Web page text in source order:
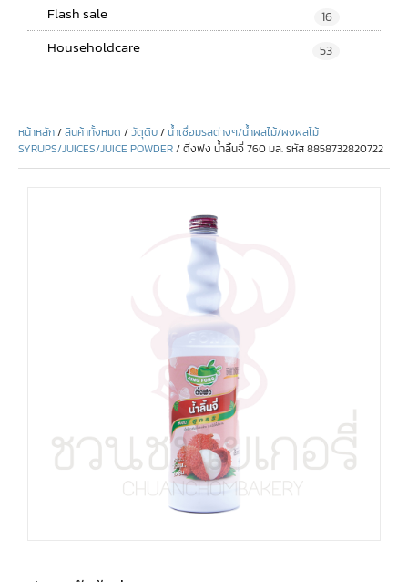
Flash sale 16
Householdcare 53
หน้าหลัก/สินค้าทั้งหมด /วัตุดิบ/น้ำเชื่อมรสต่างๆ/น้ำผลไม้/ผงผลไม้
SYRUPS/JUICES/JUICE POWDER/ ติ่งฟง น้ำลิ้นจี่ 760 มล. รหัส 8858732820722